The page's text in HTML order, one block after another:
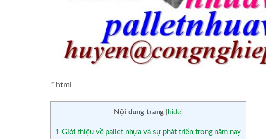
“`html
Nội dung trang hide
1 Giới thiệu về pallet nhựa và sự phát triển trong năm nay